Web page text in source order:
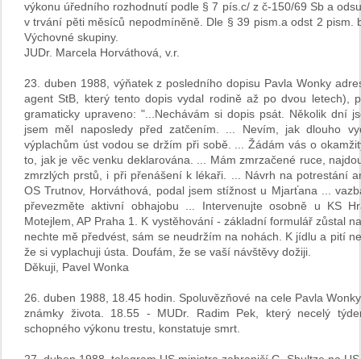
výkonu úředního rozhodnutí podle § 7 pís.c/ z č-150/69 Sb a
v trvání pěti měsíců nepodmíněně. Dle § 39 pism.a odst 2 pism.
Výchovné skupiny.
JUDr. Marcela Horváthová, v.r.
23. duben 1988, výňatek z posledního dopisu Pavla Wonky
agent StB, který tento dopis vydal rodině až po dvou letech),
gramaticky upraveno: "...Nechávám si dopis psát. Několik dní
jsem měl naposledy před zatčením. ... Nevím, jak dlouho
výplachům úst vodou se držím při sobě. ... Žádám vás o
to, jak je věc venku deklarována. ... Mám zmrzačené ruce,
zmrzlých prstů, i při přenášení k lékaři. ... Návrh na potrestání
OS Trutnov, Horváthová, podal jsem stížnost u Mjarťana ...
převezměte aktivní obhajobu ... Intervenujte osobně u KS
Motejlem, AP Praha 1. K vystěhování - základní formulář zůstal
nechte mě předvést, sám se neudržím na nohách. K jídlu a pití
že si vyplachuji ústa. Doufám, že se vaší návštěvy dožiji.
Děkuji, Pavel Wonka
26. duben 1988, 18.45 hodin. Spoluvězňové na cele Pavla
známky života. 18.55 - MUDr. Radim Pek, který necelý
schopného výkonu trestu, konstatuje smrt.